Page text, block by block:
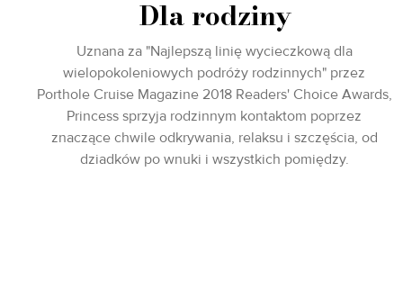
Dla rodziny
Uznana za "Najlepszą linię wycieczkową dla
wielopokoleniowych podróży rodzinnych" przez
Porthole Cruise Magazine 2018 Readers' Choice Awards,
Princess sprzyja rodzinnym kontaktom poprzez
znaczące chwile odkrywania, relaksu i szczęścia, od
dziadków po wnuki i wszystkich pomiędzy.